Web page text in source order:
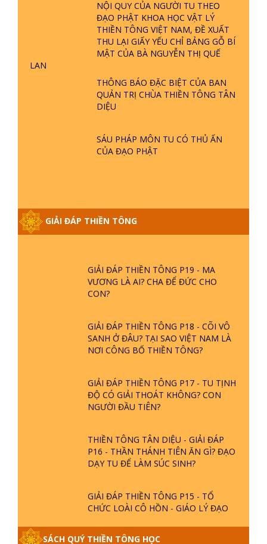
NỘI QUY CỦA NGƯỜI TU THEO
ĐẠO PHẬT KHOA HỌC VẬT LÝ
THIỀN TÔNG VIỆT NAM, ĐỀ XUẤT
THU LẠI GIẤY YẾU CHỈ BẢNG GỖ BÍ
MẬT CỦA BÀ NGUYỄN THỊ QUẾ
LAN
THÔNG BÁO ĐẶC BIỆT CỦA BAN
QUẢN TRỊ CHÙA THIỀN TÔNG TÂN
DIỆU
SÁU PHÁP MÔN TU CÓ THỦ ẤN
CỦA ĐẠO PHẬT
GIẢI ĐÁP THIỀN TÔNG
TĂNG? | TTTD
GIẢI ĐÁP THIỀN TÔNG ĐẶC BIỆT P22
- TẠI SAO TRÁI ĐẤT NHIỀU THIÊN TAI
- LŨ LỤT - HỎA HOẠN | TTTD
GIẢI ĐÁP THIỀN TÔNG ĐẶC BIỆT P21
- TẠI SAO ĐỨC PHẬT BƯỚC ĐI 7
BƯỚC TRÊN HOA SEN ? | TTTD
GIẢI ĐÁP VỀ LỄ TIỄN THIỀN TÔNG SƯ
NGỌC LÂM VỀ PHẬT GIỚI
PHẦN 20 - BÁC NGUYỄN NHÂN LÀ AI?
VƯƠNG LÀ AI? CHA ĐỂ ĐỨC CHO
CON?
SANH Ở ĐÂU? TẠI SAO VIỆT NAM LÀ
NƠI CÔNG BỐ THIỀN TÔNG?
ĐỘ CÓ GIẢI THOÁT KHÔNG? CON
NGƯỜI ĐẦU TIÊN?
P16 - THẦN THÁNH TIÊN ĂN GÌ? ĐẠO
DẠY TU ĐỂ LÀM SÚC SINH?
CHỨC LOÀI CÔ HỒN - GIÁO LÝ ĐẠO
PHẬT KHI NÀO XUẤT BẢN
SÁCH QUÝ THIỀN TÔNG HỌC